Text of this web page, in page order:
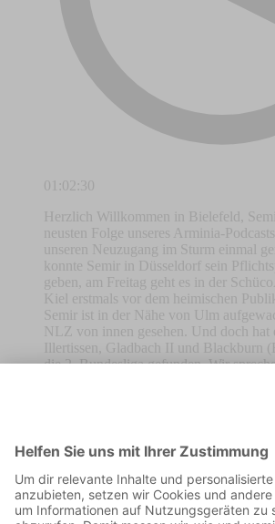
01:02:30
Herzlich Willkommen in Bielefeld,
neusten Folge unseres Arminia-
unseren Neuzugang im Sturm einmal
konnte Semir in Düsseldorf sein
geben, am Freitag geht es in der
Kiel erstmals vor dem heimischen
Semir ist in der Nähe von Ulm
NLZ von innen gesehen. Und doch hat
Illertissen, Gladbach II und Blackburn
die 2. Bundesliga gefunden. Wir
gerne in den Urlaub fährt. Viel Spaß
#81 Arminia-Podcast: